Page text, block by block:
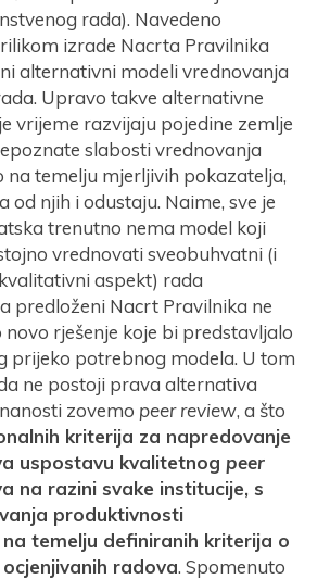
rada). Navedeno
izrade Nacrta Pravilnika
alternativni modeli vrednovanja
Upravo takve alternativne
vrijeme razvijaju pojedine zemlje
slabosti vrednovanja
na temelju mjerljivih pokazatelja,
od njih i odustaju. Naime, sve je
trenutno nema model koji
vrednovati sveobuhvatni (i
aspekt) rada
predloženi Nacrt Pravilnika ne
novo rješenje koje bi predstavljalo
prijeko potrebnog modela. U tom
ne postoji prava alternativa
zovemo peer review, a što
kriterija za napredovanje
uspostavu kvalitetnog peer
na razini svake institucije, s
produktivnosti
temelju definiranih kriterija o
radova. Spomenuto